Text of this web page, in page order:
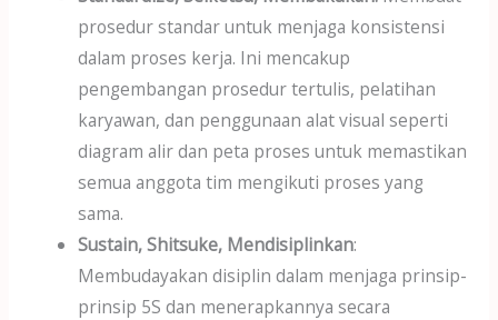
prosedur standar untuk menjaga konsistensi
dalam proses kerja. Ini mencakup
pengembangan prosedur tertulis, pelatihan
karyawan, dan penggunaan alat visual seperti
diagram alir dan peta proses untuk memastikan
semua anggota tim mengikuti proses yang
sama.
Sustain, Shitsuke, Mendisiplinkan:
Membudayakan disiplin dalam menjaga prinsip-
prinsip 5S dan menerapkannya secara